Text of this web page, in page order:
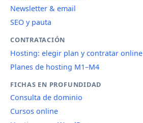
Newsletter & email
SEO y pauta
CONTRATACIÓN
Hosting: elegir plan y contratar online
Planes de hosting M1–M4
FICHAS EN PROFUNDIDAD
Consulta de dominio
Cursos online